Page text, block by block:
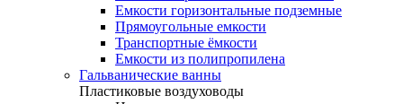
Емкости горизонтальные подземные
Прямоугольные емкости
Транспортные ёмкости
Емкости из полипропилена
Гальванические ванны
Пластиковые воздуховоды